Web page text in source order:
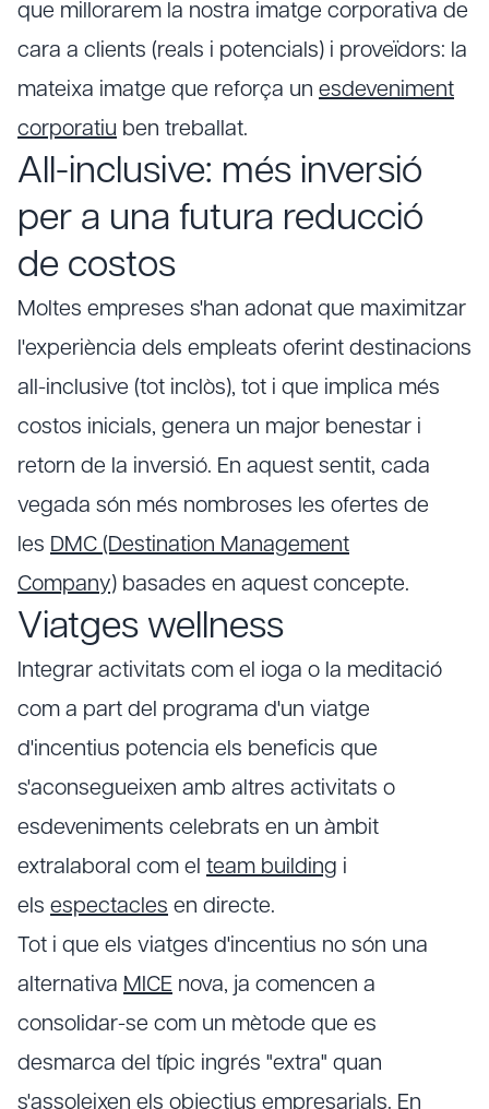
que millorarem la nostra imatge corporativa de
cara a clients (reals i potencials) i proveïdors: la
mateixa imatge que reforça un esdeveniment
corporatiu ben treballat.
All-inclusive: més inversió
per a una futura reducció
de costos
Moltes empreses s'han adonat que maximitzar
l'experiència dels empleats oferint destinacions
all-inclusive (tot inclòs), tot i que implica més
costos inicials, genera un major benestar i
retorn de la inversió. En aquest sentit, cada
vegada són més nombroses les ofertes de
les DMC (Destination Management
Company) basades en aquest concepte.
Viatges wellness
Integrar activitats com el ioga o la meditació
com a part del programa d'un viatge
d'incentius potencia els beneficis que
s'aconsegueixen amb altres activitats o
esdeveniments celebrats en un àmbit
extralaboral com el team building i
els espectacles en directe.
Tot i que els viatges d'incentius no són una
alternativa MICE nova, ja comencen a
consolidar-se com un mètode que es
desmarca del típic ingrés "extra" quan
s'assoleixen els objectius empresarials. En